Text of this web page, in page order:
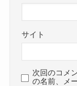
サイト
次回のコメ
の名前、メ